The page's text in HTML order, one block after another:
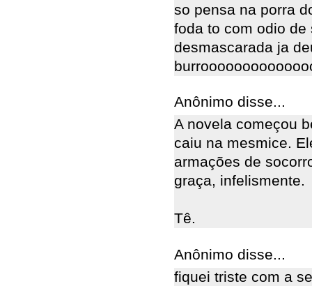
so pensa na porra
foda to com odio
desmascarada ja
Anônimo disse...
A novela começou
caiu na mesmice.
armações de
graça, infelismente.
Tê.
Anônimo disse...
fiquei triste com a